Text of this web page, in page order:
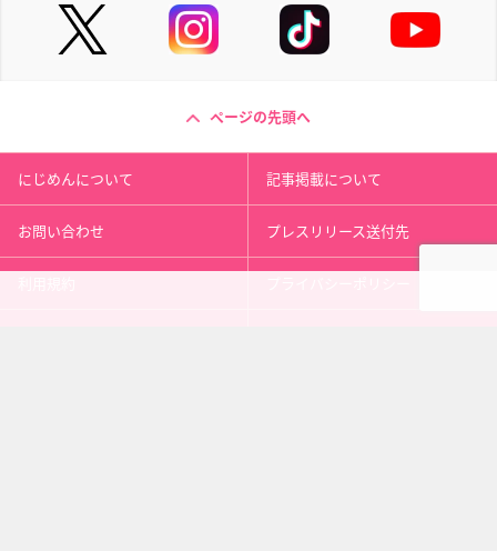
ページの先頭へ
にじめんについて 記事掲載について
お問い合わせ プレスリリース送付先